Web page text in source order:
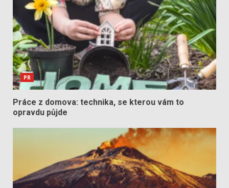
PR
Práce z domova: technika, se kterou vám to
opravdu půjde